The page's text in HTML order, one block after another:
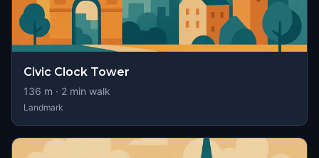
Civic Clock Tower
136 m · 2 min walk
Landmark